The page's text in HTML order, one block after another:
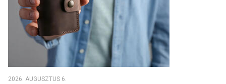
2026. AUGUSZTUS 6.